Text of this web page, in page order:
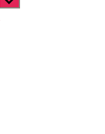
подменю